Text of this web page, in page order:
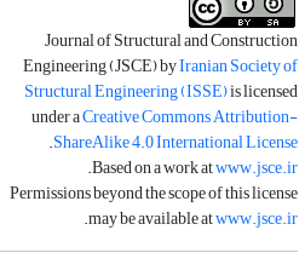
Journal of Structural and Construction
Engineering (JSCE) byIranian Society of
Structural Engineering (ISSE)is licensed
under aCreative Commons Attribution-
ShareAlike 4.0 International License
.
Based on a work atwww.jsce.ir
.
Permissions beyond the scope of this license
may be available atwww.jsce.ir
.